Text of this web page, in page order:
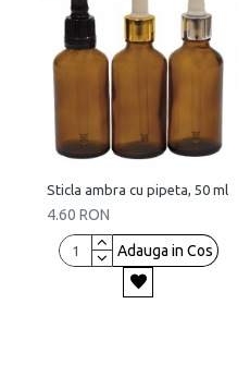
Sticla ambra cu pipeta, 50 ml
4.60 RON
Adauga in Cos